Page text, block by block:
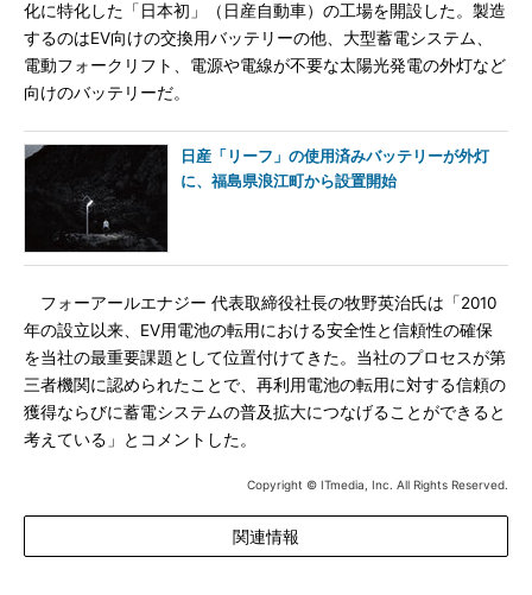
化に特化した「日本初」（日産自動車）の工場を開設した。製造
するのはEV向けの交換用バッテリーの他、大型蓄電システム、
電動フォークリフト、電源や電線が不要な太陽光発電の外灯など
向けのバッテリーだ。
日産「リーフ」の使用済みバッテリーが外灯
に、福島県浪江町から設置開始
フォーアールエナジー 代表取締役社長の牧野英治氏は「2010
年の設立以来、EV用電池の転用における安全性と信頼性の確保
を当社の最重要課題として位置付けてきた。当社のプロセスが第
三者機関に認められたことで、再利用電池の転用に対する信頼の
獲得ならびに蓄電システムの普及拡大につなげることができると
考えている」とコメントした。
Copyright © ITmedia, Inc. All Rights Reserved.
関連情報